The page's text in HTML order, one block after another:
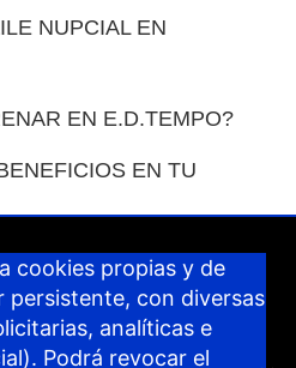
NUPCIAL EN
EN E.D.TEMPO?
EN TU
LAS COMIDAS EN
LOS DÍAS
cookies propias y de
persistente, con diversas
analíticas e
Podrá revocar el